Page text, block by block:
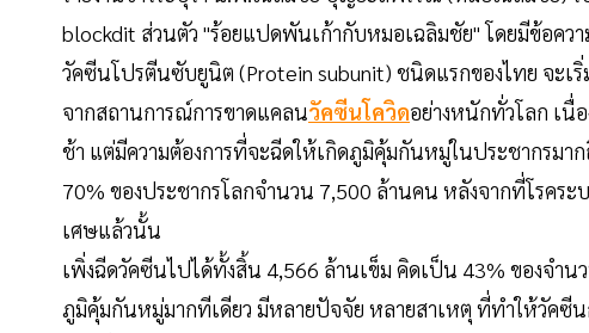
blockdit ส่วนตัว "ร้อยแปดพันเก้ากับหมอเฉลิมชัย" โดยมีข้อควา
วัคซีนโปรตีนซับยูนิต (Protein subunit) ชนิดแรกของไทย จะ
จากสถานการณ์การขาดแคลนวัคซีนโควิดอย่างหนักทั่วโลก เนื่
ช้า แต่มีความต้องการที่จะฉีดให้เกิดภูมิคุ้มกันหมู่ในประชากรม
70% ของประชากรโลกจำนวน 7,500 ล้านคน หลังจากที่โรคร
เศษแล้วนั้น
เพิ่งฉีดวัคซีนไปได้ทั้งสิ้น 4,566 ล้านเข็ม คิดเป็น 43% ของจำน
ภูมิคุ้มกันหมู่มากทีเดียว มีหลายปัจจัย หลายสาเหตุ ที่ทำให้วัคซี